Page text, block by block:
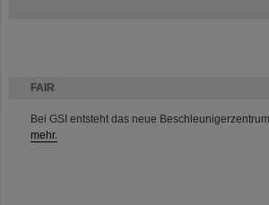
FAIR
Bei GSI entsteht das neue
mehr.